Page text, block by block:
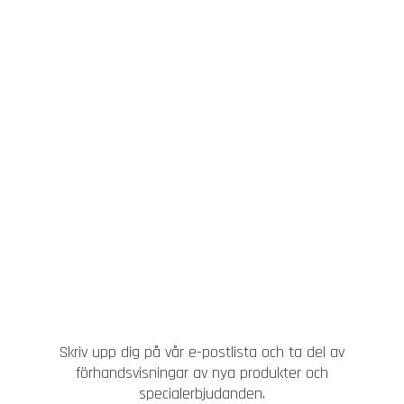
Skriv upp dig på vår e-postlista och ta del av
förhandsvisningar av nya produkter och
specialerbjudanden.